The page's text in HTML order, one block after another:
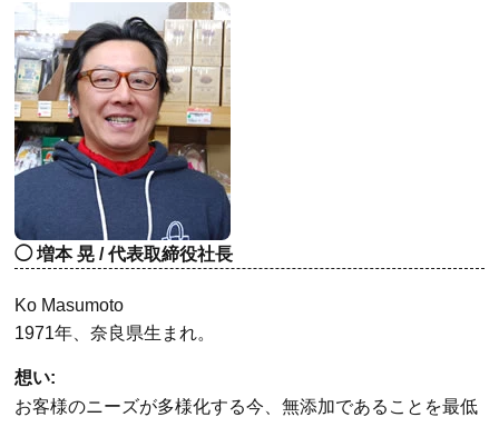
増本 晃 / 代表取締役社長
Ko Masumoto
1971年、奈良県生まれ。
想い:
お客様のニーズが多様化する今、無添加であることを最低